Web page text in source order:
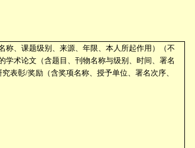
称、课题级别、来源、年限、本人所起作用）（不
学术论文（含题目、刊物名称与级别、时间、署名
究表彰/奖励（含奖项名称、授予单位、署名次序、